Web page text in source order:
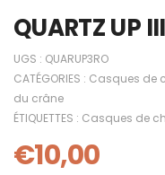
QUARTZ UP
UGS : QUARUP3RO
CATÉGORIES : Casques de
du crâne
ÉTIQUETTES : Casques de
€10,00